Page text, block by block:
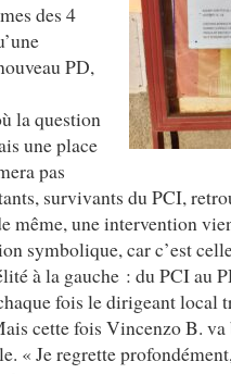
des 4
PD,
la question
une place
pas
survivants du PCI,
même, une intervention
symbolique, car c’est
à la gauche : du PCI au
fois le dirigeant local
cette fois Vincenzo B.
« Je regrette